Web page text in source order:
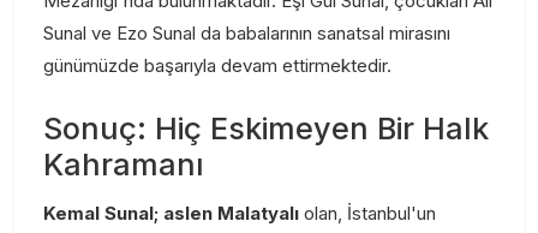
Sunal ve Ezo Sunal da babalarının sanatsal mirasını
günümüzde başarıyla devam ettirmektedir.
Sonuç: Hiç Eskimeyen Bir Halk
Kahramanı
Kemal Sunal; aslen Malatyalı olan, İstanbul'un